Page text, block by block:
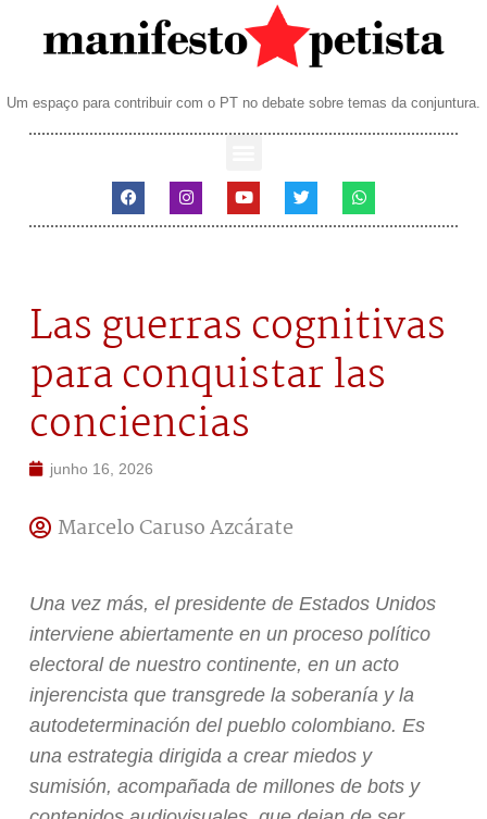
Um espaço para contribuir com o PT no debate sobre temas da conjuntura.
Las guerras cognitivas
para conquistar las
conciencias
junho 16, 2026
Marcelo Caruso Azcárate
Una vez más, el presidente de Estados Unidos
interviene abiertamente en un proceso político
electoral de nuestro continente, en un acto
injerencista que transgrede la soberanía y la
autodeterminación del pueblo colombiano. Es
una estrategia dirigida a crear miedos y
sumisión, acompañada de millones de bots y